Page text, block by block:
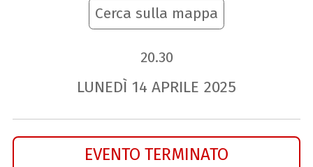
Cerca sulla mappa
20.30
LUNEDÌ 14 APRILE 2025
EVENTO TERMINATO